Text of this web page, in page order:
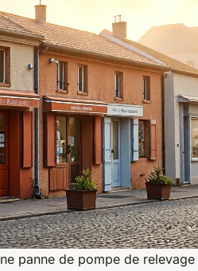
panne de pompe de